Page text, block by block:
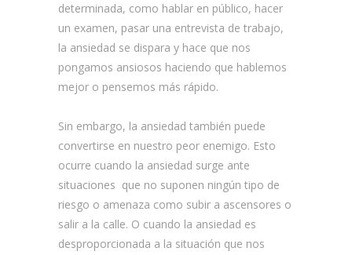
determinada, como hablar en público, hacer
un examen, pasar una entrevista de trabajo,
la ansiedad se dispara y hace que nos
pongamos ansiosos haciendo que hablemos
mejor o pensemos más rápido.
Sin embargo, la ansiedad también puede
convertirse en nuestro peor enemigo. Esto
ocurre cuando la ansiedad surge ante
situaciones que no suponen ningún tipo de
riesgo o amenaza como subir a ascensores o
salir a la calle. O cuando la ansiedad es
desproporcionada a la situación que nos